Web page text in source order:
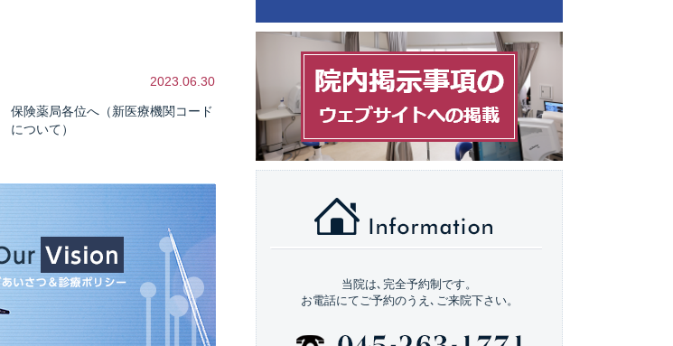
2023.06.30
保険薬局各位へ（新医療機関コード
について）
当院は､完全予約制です。
お電話にてご予約のうえ､ご来院下さい。